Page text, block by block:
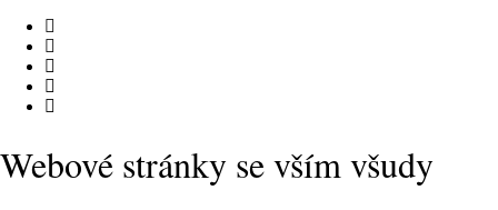
Webové stránky se vším všudy